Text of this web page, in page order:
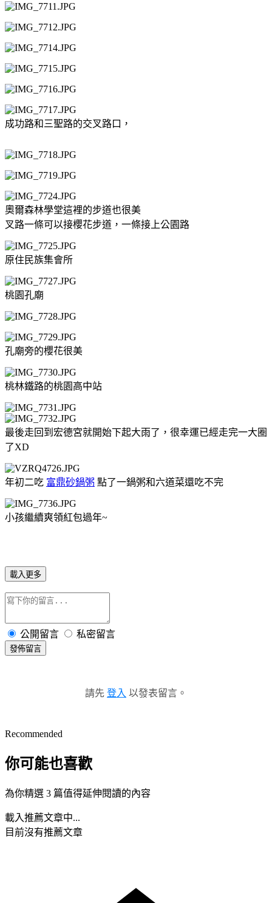
成功路和三聖路的交叉路口，
奧爾森林學堂這裡的步道也很美
叉路一條可以接櫻花步道，一條接上公園路
原住民族集會所
桃園孔廟
孔廟旁的櫻花很美
桃林鐵路的桃園高中站
最後走回到宏德宮就開始下起大雨了，很幸運已經走完一大圈
了XD
年初二吃 富鼎砂鍋粥 點了一鍋粥和六道菜還吃不完
小孩繼續爽領紅包過年~
載入更多
公開留言 私密留言
發佈留言
請先 登入 以發表留言。
Recommended
你可能也喜歡
為你精選 3 篇值得延伸閱讀的內容
載入推薦文章中...
目前沒有推薦文章